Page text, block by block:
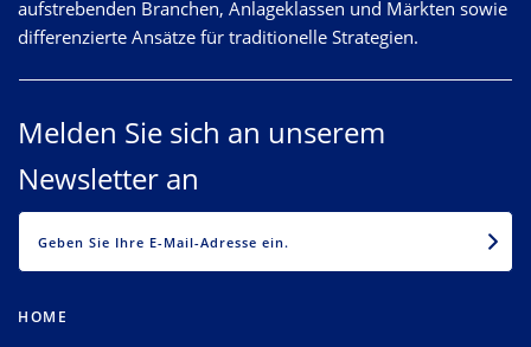
aufstrebenden Branchen, Anlageklassen und Märkten sowie
differenzierte Ansätze für traditionelle Strategien.
Melden Sie sich an unserem
Newsletter an
HOME